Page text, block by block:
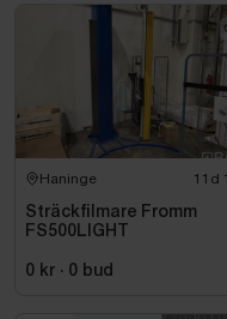
Haninge 11d
Sträckfilmare Fromm
FS500LIGHT
0 kr · 0 bud